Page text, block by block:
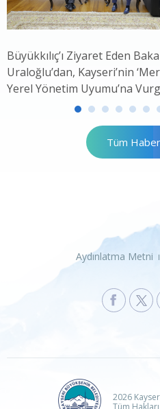
Büyükkılıç’ı Ziyaret Eden
Uraloğlu’dan, Kayseri’nin
Yerel Yönetim Uyumu’na
Tüm
Aydınlatma Metni
2026
Tüm Hakları